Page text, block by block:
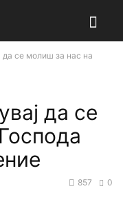
да се молиш за нас на
да се
0
857